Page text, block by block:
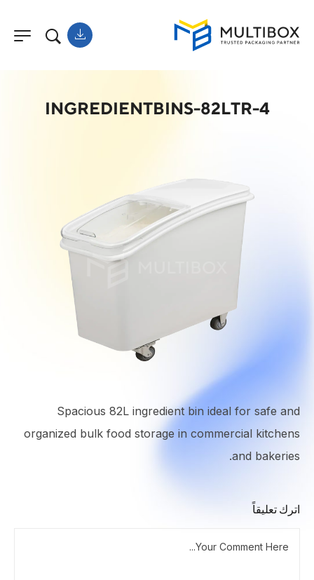
INGREDIENTBINS-82LTR-4
Spacious 82L ingredient bin ideal for safe and
organized bulk food storage in commercial kitchens
and bakeries.
اترك تعليقاً